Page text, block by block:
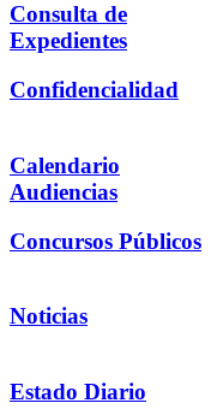
Consulta de
Expedientes
Confidencialidad
Calendario
Audiencias
Concursos Públicos
Noticias
Estado Diario